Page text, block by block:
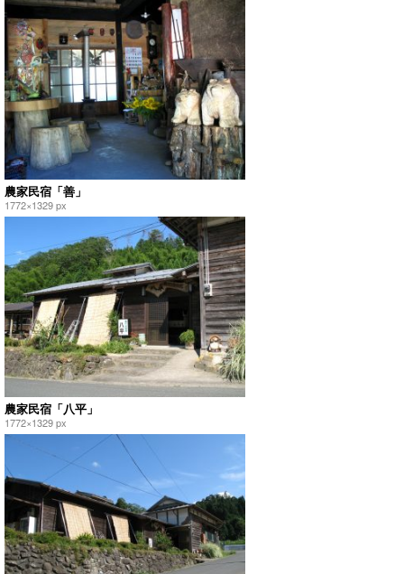
農家民宿「善」
1772×1329 px
農家民宿「八平」
1772×1329 px